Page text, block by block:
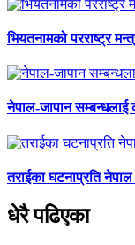
भियतनामको परराष्ट्र
नेपाल-जापान सम्बन्धलाई
तराईका घटनाप्रति
धेरै पढिएका